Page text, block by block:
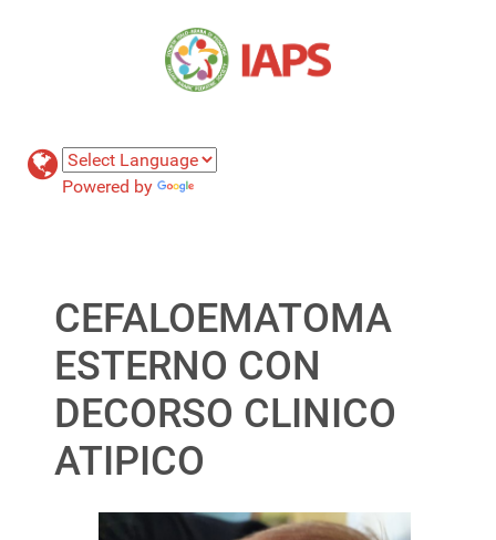
Powered by
CEFALOEMATOMA
ESTERNO CON
DECORSO CLINICO
ATIPICO